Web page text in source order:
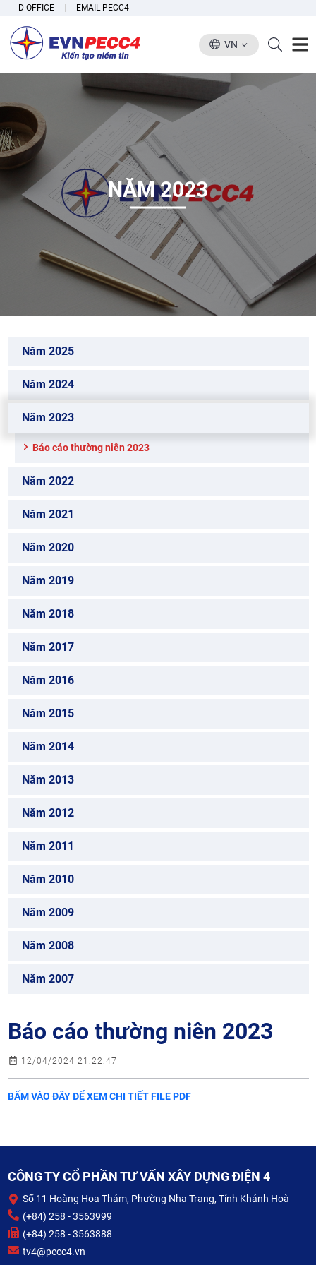
D-OFFICE EMAIL PECC4
VN
NĂM 2023
Năm 2025
Năm 2024
Năm 2023
Báo cáo thường niên 2023
Năm 2022
Năm 2021
Năm 2020
Năm 2019
Năm 2018
Năm 2017
Năm 2016
Năm 2015
Năm 2014
Năm 2013
Năm 2012
Năm 2011
Năm 2010
Năm 2009
Năm 2008
Năm 2007
Báo cáo thường niên 2023
12/04/2024 21:22:47
BẤM VÀO ĐÂY ĐỂ XEM CHI TIẾT FILE PDF
CÔNG TY CỔ PHẦN TƯ VẤN XÂY DỰNG ĐIỆN 4
Số 11 Hoàng Hoa Thám, Phường Nha Trang, Tỉnh Khánh Hoà
(+84) 258 - 3563999
(+84) 258 - 3563888
tv4@pecc4.vn